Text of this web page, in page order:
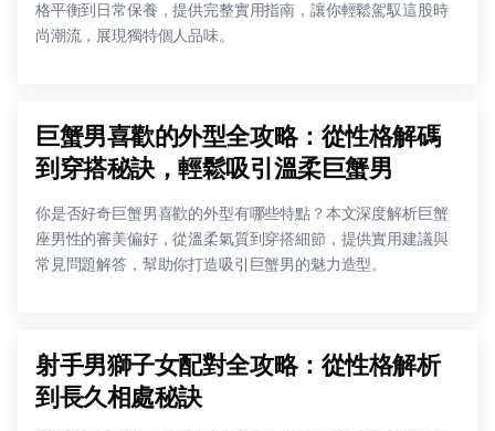
格平衡到日常保養，提供完整實用指南，讓你輕鬆駕馭這股時
尚潮流，展現獨特個人品味。
巨蟹男喜歡的外型全攻略：從性格解碼
到穿搭秘訣，輕鬆吸引溫柔巨蟹男
你是否好奇巨蟹男喜歡的外型有哪些特點？本文深度解析巨蟹
座男性的審美偏好，從溫柔氣質到穿搭細節，提供實用建議與
常見問題解答，幫助你打造吸引巨蟹男的魅力造型。
射手男獅子女配對全攻略：從性格解析
到長久相處秘訣